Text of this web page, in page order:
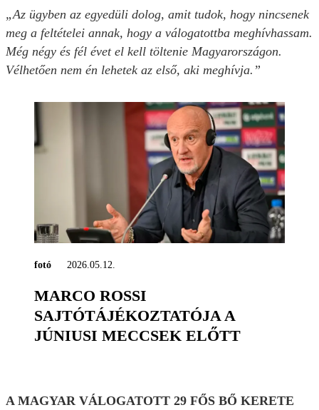
„Az ügyben az egyedüli dolog, amit tudok, hogy nincsenek
meg a feltételei annak, hogy a válogatottba meghívhassam.
Még négy és fél évet el kell töltenie Magyarországon.
Vélhetően nem én lehetek az első, aki meghívja.”
fotó 2026.05.12.
MARCO ROSSI
SAJTÓTÁJÉKOZTATÓJA A
JÚNIUSI MECCSEK ELŐTT
A MAGYAR VÁLOGATOTT 29 FŐS BŐ KERETE